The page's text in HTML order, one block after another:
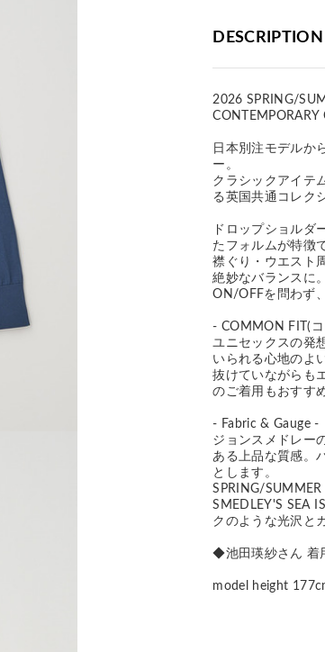
DESCRIPTION
2026 SPRING/
CONTEMPORARY
日本別注モデルか
ー。
クラシックアイテ
る英国共通コレク
ドロップショルダ
たフォルムが特徴
襟ぐり・ウエスト
絶妙なバランスに
ON/OFFを問わず
- COMMON FIT(
ユニセックスの発
いられる心地のよ
抜けていながらも
のご着用もおすす
- Fabric & Gauge -
ジョンスメドレー
ある上品な質感。
とします。
SPRING/
SMEDLEY'S SEA
クのような光沢と
◆池田瑛紗さん 着
model height